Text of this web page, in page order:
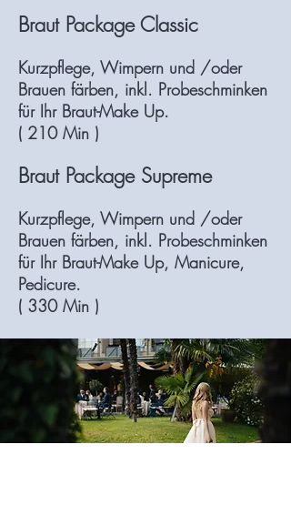
Braut Package Classic
Kurzpflege, Wimpern und /oder
Brauen färben, inkl. Probeschminken
für Ihr Braut-Make Up.
( 210 Min )
Braut Package Supreme
Kurzpflege, Wimpern und /oder
Brauen färben, inkl. Probeschminken
für Ihr Braut-Make Up, Manicure,
Pedicure.
( 330 Min )